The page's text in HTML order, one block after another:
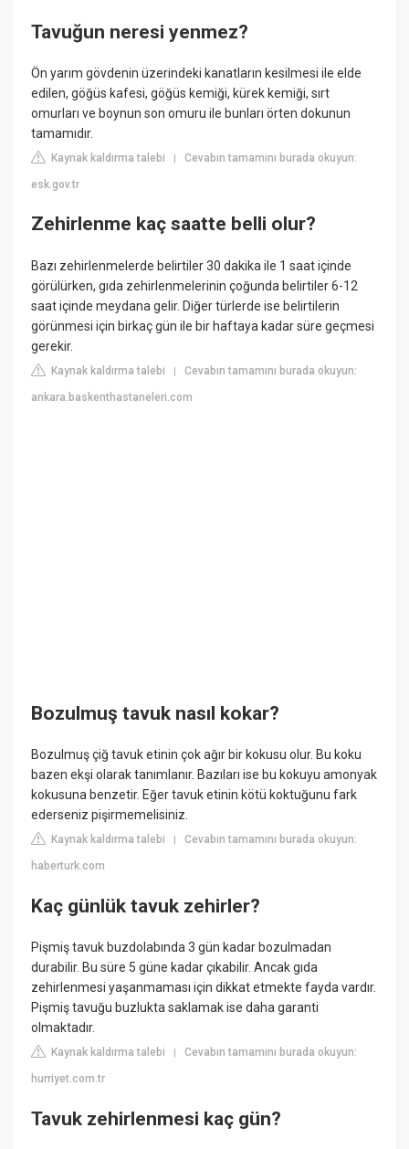
Tavuğun neresi yenmez?
Ön yarım gövdenin üzerindeki kanatların kesilmesi ile elde
edilen, göğüs kafesi, göğüs kemiği, kürek kemiği, sırt
omurları ve boynun son omuru ile bunları örten dokunun
tamamıdır.
Kaynak kaldırma talebi |Cevabın tamamını burada okuyun:
esk.gov.tr
Zehirlenme kaç saatte belli olur?
Bazı zehirlenmelerde belirtiler 30 dakika ile 1 saat içinde
görülürken, gıda zehirlenmelerinin çoğunda belirtiler 6-12
saat içinde meydana gelir. Diğer türlerde ise belirtilerin
görünmesi için birkaç gün ile bir haftaya kadar süre geçmesi
gerekir.
Kaynak kaldırma talebi |Cevabın tamamını burada okuyun:
ankara.baskenthastaneleri.com
Bozulmuş tavuk nasıl kokar?
Bozulmuş çiğ tavuk etinin çok ağır bir kokusu olur. Bu koku
bazen ekşi olarak tanımlanır. Bazıları ise bu kokuyu amonyak
kokusuna benzetir. Eğer tavuk etinin kötü koktuğunu fark
ederseniz pişirmemelisiniz.
Kaynak kaldırma talebi |Cevabın tamamını burada okuyun:
haberturk.com
Kaç günlük tavuk zehirler?
Pişmiş tavuk buzdolabında 3 gün kadar bozulmadan
durabilir. Bu süre 5 güne kadar çıkabilir. Ancak gıda
zehirlenmesi yaşanmaması için dikkat etmekte fayda vardır.
Pişmiş tavuğu buzlukta saklamak ise daha garanti
olmaktadır.
Kaynak kaldırma talebi |Cevabın tamamını burada okuyun:
hurriyet.com.tr
Tavuk zehirlenmesi kaç gün?